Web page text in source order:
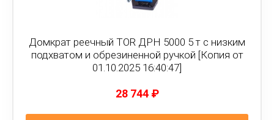
Домкрат реечный TOR ДРН 5000 5 т с низким
подхватом и обрезиненной ручкой [Копия от
01.10.2025 16:40:47]
28 744 ₽